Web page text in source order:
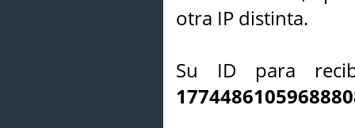
otra IP distinta.
Su ID para